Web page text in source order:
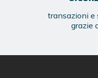
transazioni e
grazie